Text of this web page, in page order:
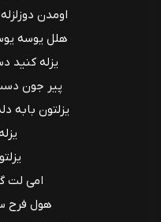
اومدن
هلل یوسه
یزله کنید
پیر جون دست
یزلتون بابه
امی لت
هول فرح